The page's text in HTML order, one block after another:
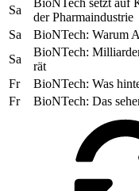
Sa
BioNTech setzt auf
der Pharmaindustrie
Sa
BioNTech: Warum
Sa
BioNTech:
rät
Fr
BioNTech: Was
Fr
BioNTech: Das